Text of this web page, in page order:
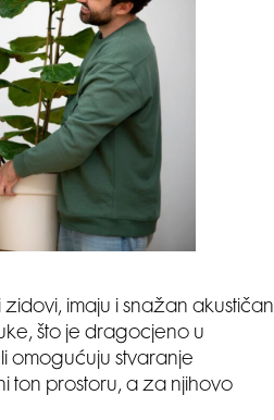
imaju i snažan akustičan
što je dragocjeno u
omogućuju stvaranje
ton prostoru, a za njihovo